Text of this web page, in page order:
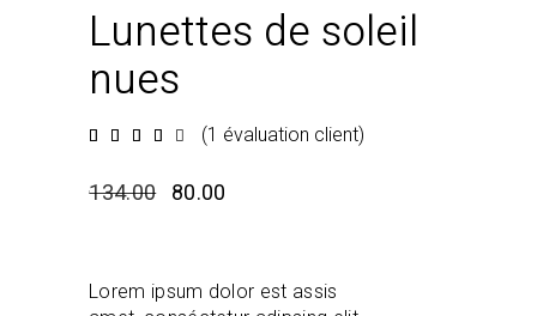
Lunettes de soleil
nues
Échéance
5
sur
1
(1 évaluation client)
134.00
Le
était:
80.00
est:
Lorem ipsum dolor est assis